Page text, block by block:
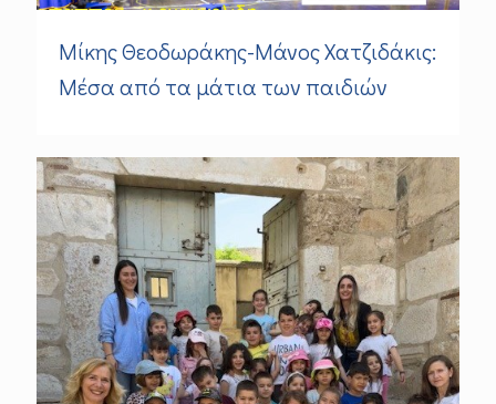
Μίκης Θεοδωράκης-Μάνος Χατζιδάκις:
Μέσα από τα μάτια των παιδιών